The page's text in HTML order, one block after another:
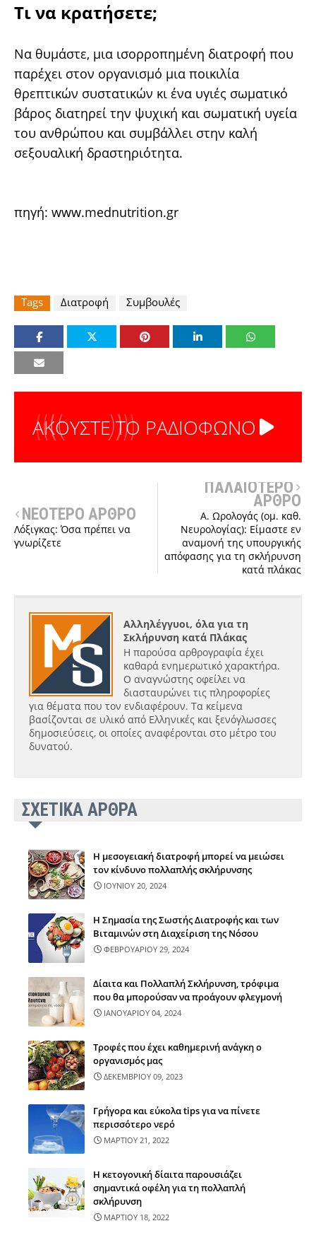
Τι να κρατήσετε;
Να θυμάστε, μια ισορροπημένη διατροφή που
παρέχει στον οργανισμό μια ποικιλία
θρεπτικών συστατικών κι ένα υγιές σωματικό
βάρος διατηρεί την ψυχική και σωματική υγεία
του ανθρώπου και συμβάλλει στην καλή
σεξουαλική δραστηριότητα.
πηγή: www.mednutrition.gr
Tags Διατροφή Συμβουλές
ΑΚΟΥΣΤΕ ΤΟ ΡΑΔΙΟΦΩΝΟ
ΝΕΟΤΕΡΟ ΑΡΘΡΟ
Λόξιγκας: Όσα πρέπει να
γνωρίζετε
ΠΑΛΑΙΟΤΕΡΟ
ΑΡΘΡΟ
Α. Ωρολογάς (ομ. καθ.
Νευρολογίας): Είμαστε εν
αναμονή της υπουργικής
απόφασης για τη σκλήρυνση
κατά πλάκας
Αλληλέγγυοι, όλα για τη
Σκλήρυνση κατά Πλάκας
Η παρούσα αρθρογραφία έχει
καθαρά ενημερωτικό χαρακτήρα.
Ο αναγνώστης οφείλει να
διασταυρώνει τις πληροφορίες
για θέματα που τον ενδιαφέρουν. Τα κείμενα
βασίζονται σε υλικό από Ελληνικές και ξενόγλωσσες
δημοσιεύσεις, οι οποίες αναφέρονται στο μέτρο του
δυνατού.
ΣΧΕΤΙΚΑ ΑΡΘΡΑ
Η μεσογειακή διατροφή μπορεί να μειώσει
τον κίνδυνο πολλαπλής σκλήρυνσης
ΙΟΥΝΙΟΥ 20, 2024
Η Σημασία της Σωστής Διατροφής και των
Βιταμινών στη Διαχείριση της Νόσου
ΦΕΒΡΟΥΑΡΙΟΥ 29, 2024
Δίαιτα και Πολλαπλή Σκλήρυνση, τρόφιμα
που θα μπορούσαν να προάγουν φλεγμονή
ΙΑΝΟΥΑΡΙΟΥ 04, 2024
Τροφές που έχει καθημερινή ανάγκη ο
οργανισμός μας
ΔΕΚΕΜΒΡΙΟΥ 09, 2023
Γρήγορα και εύκολα tips για να πίνετε
περισσότερο νερό
ΜΑΡΤΙΟΥ 21, 2022
Η κετογονική δίαιτα παρουσιάζει
σημαντικά οφέλη για τη πολλαπλή
σκλήρυνση
ΜΑΡΤΙΟΥ 18, 2022